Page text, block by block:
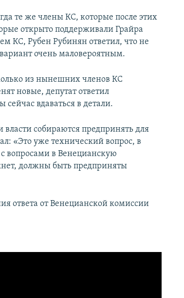
те же члены КС, которые после этих
открыто поддерживали Грайра
КС, Рубен Рубинян ответил, что не
вариант очень маловероятным.
из нынешних членов КС
новые, депутат ответил
сейчас вдаваться в детали.
собираются предпринять для
«Это уже технический вопрос, в
вопросами в Венецианскую
должны быть предприняты
ответа от Венецианской комиссии